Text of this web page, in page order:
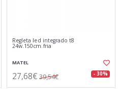
Regleta led integrado t8
24w.150cm.fria
MATEL
27,68€ 39,54€ - 30%